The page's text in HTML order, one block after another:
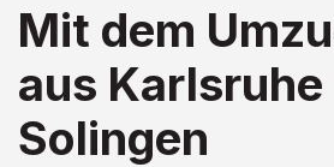
Mit dem
aus Karlsruhe
Solingen